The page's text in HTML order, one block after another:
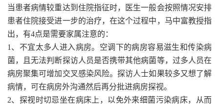
当患者病情较重达到住院指征时，医生一般会按照情况安排
患者住院接受进一步的治疗，在这个过程中，马中富教授指
出，有4点是需要家属注意的：
1、不宜太多人进入病房。空调下的病房容易滋生和传染病
菌，且无法判断探访人员是否携带其他病菌等，过多人员在
病房聚集可增加交叉感染风险。探访人士如果较多又想了解
病情，可在病房外沟通然后再分批进病房探视。
2、探视时切忌坐在病床上，以免外来细菌污染病床，从而